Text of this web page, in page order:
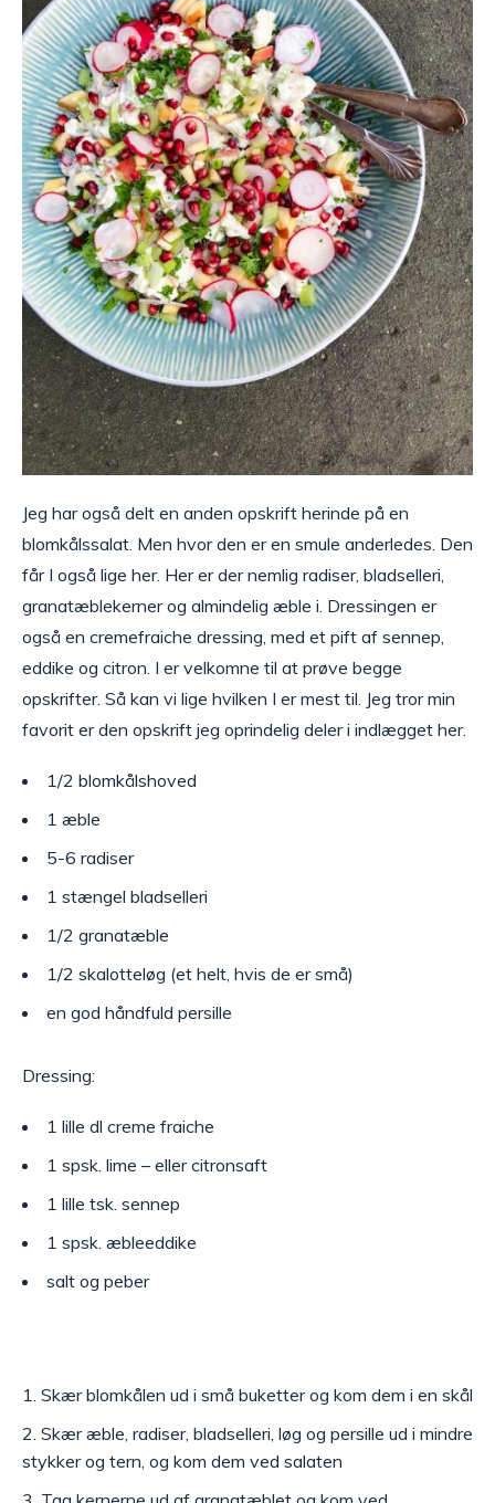
Jeg har også delt en anden opskrift herinde på en
blomkålssalat. Men hvor den er en smule anderledes. Den
får I også lige her. Her er der nemlig radiser, bladselleri,
granatæblekerner og almindelig æble i. Dressingen er
også en cremefraiche dressing, med et pift af sennep,
eddike og citron. I er velkomne til at prøve begge
opskrifter. Så kan vi lige hvilken I er mest til. Jeg tror min
favorit er den opskrift jeg oprindelig deler i indlægget her.
1/2 blomkålshoved
1 æble
5-6 radiser
1 stængel bladselleri
1/2 granatæble
1/2 skalotteløg (et helt, hvis de er små)
en god håndfuld persille
Dressing:
1 lille dl creme fraiche
1 spsk. lime – eller citronsaft
1 lille tsk. sennep
1 spsk. æbleeddike
salt og peber
Skær blomkålen ud i små buketter og kom dem i en skål
Skær æble, radiser, bladselleri, løg og persille ud i mindre
stykker og tern, og kom dem ved salaten